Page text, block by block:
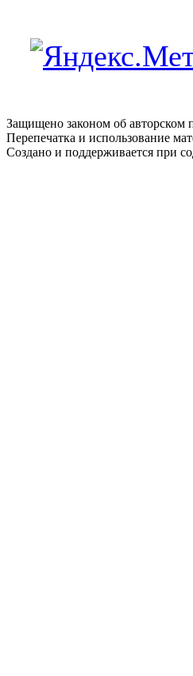
Защищено законом об
Перепечатка и использование
Создано и поддерживается при